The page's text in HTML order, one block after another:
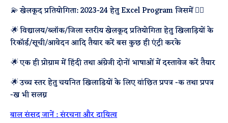
💫 खेलकूद प्रतियोगिता: 2023-24 हेतु Excel Program जिसमें 👇🏻
🌟 विद्यालय/ब्लॉक/जिला स्तरीय खेलकूद प्रतियोगिता हेतु खिलाड़ियों के
रिकॉर्ड/सूची/आवेदन आदि तैयार करें बस कुछ ही एंट्री करके
🌟 एक ही प्रोग्राम में हिंदी तथा अंग्रेजी दोनों भाषाओं में दस्तावेज करें तैयार
🌟 उच्च स्तर हेतु चयनित खिलाडियों के लिए वांछित प्रपत्र -क तथा प्रपत्र
-ख भी सलग्न
बाल संसद जानें : संरचना और दायित्व